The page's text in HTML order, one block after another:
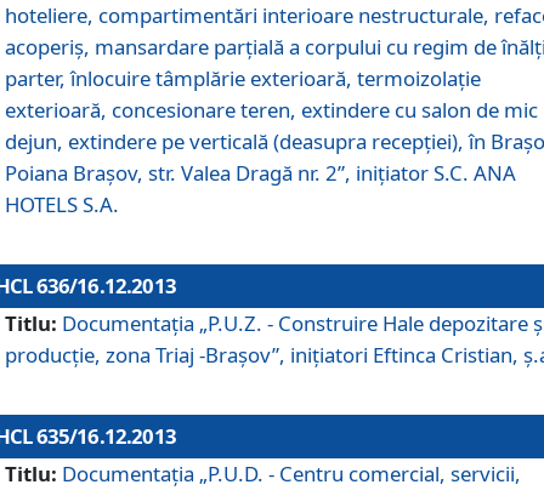
hoteliere, compartimentări interioare nestructurale,
acoperiş, mansardare parţială a corpului cu regim de
parter, înlocuire tâmplărie exterioară, termoizolaţie
exterioară, concesionare teren, extindere cu salon de mic
dejun, extindere pe verticală (deasupra recepţiei), în
Poiana Braşov, str. Valea Dragă nr. 2”, iniţiator S.C. ANA
HOTELS S.A.
636/16.12.2013
Titlu: Documentaţia „P.U.Z. - Construire Hale depozitare
producţie, zona Triaj -Braşov”, iniţiatori Eftinca Cristian,
635/16.12.2013
Titlu: Documentaţia „P.U.D. - Centru comercial, servicii,